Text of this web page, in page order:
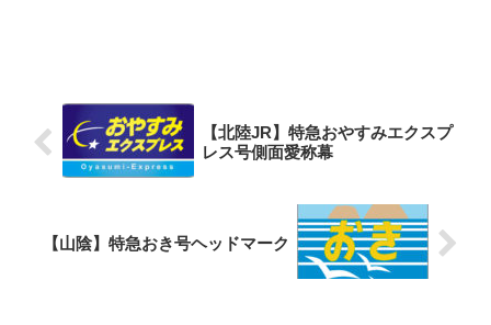
【北陸JR】特急おやすみエクスプ
レス号側面愛称幕
【山陰】特急おき号ヘッドマーク